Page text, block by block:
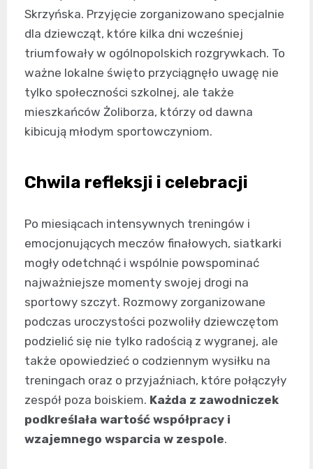
Skrzyńska. Przyjęcie zorganizowano specjalnie
dla dziewcząt, które kilka dni wcześniej
triumfowały w ogólnopolskich rozgrywkach. To
ważne lokalne święto przyciągnęło uwagę nie
tylko społeczności szkolnej, ale także
mieszkańców Żoliborza, którzy od dawna
kibicują młodym sportowczyniom.
Chwila refleksji i celebracji
Po miesiącach intensywnych treningów i
emocjonujących meczów finałowych, siatkarki
mogły odetchnąć i wspólnie powspominać
najważniejsze momenty swojej drogi na
sportowy szczyt. Rozmowy zorganizowane
podczas uroczystości pozwoliły dziewczętom
podzielić się nie tylko radością z wygranej, ale
także opowiedzieć o codziennym wysiłku na
treningach oraz o przyjaźniach, które połączyły
zespół poza boiskiem. Każda z zawodniczek
podkreślała wartość współpracy i
wzajemnego wsparcia w zespole.